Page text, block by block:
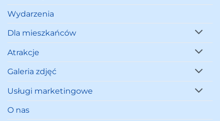
Wydarzenia
Dla mieszkańców
Atrakcje
Galeria zdjęć
Usługi marketingowe
O nas